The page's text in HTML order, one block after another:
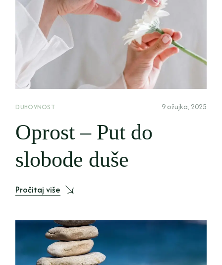
DUHOVNOST 9 ožujka, 2025
Oprost – Put do
slobode duše
Pročitaj više